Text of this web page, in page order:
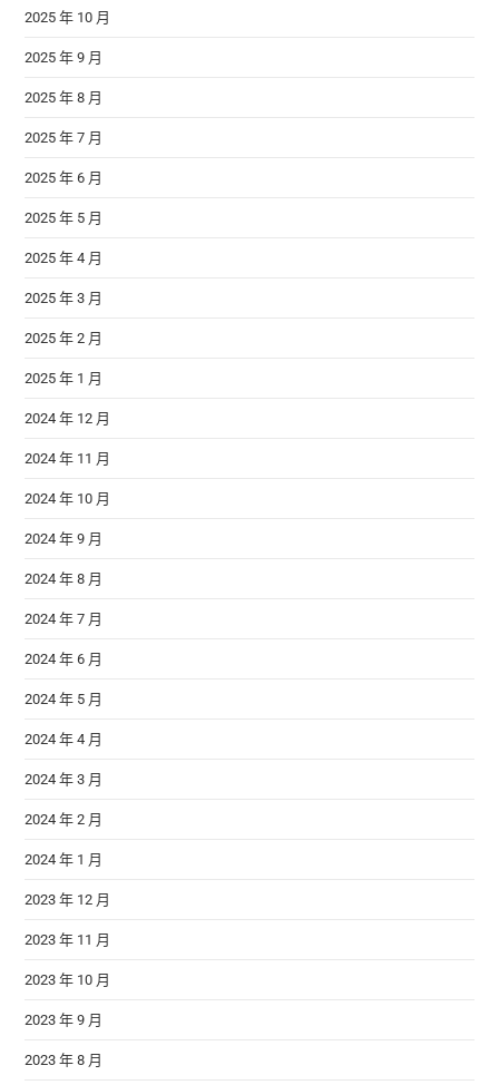
2025 年 10 月
2025 年 9 月
2025 年 8 月
2025 年 7 月
2025 年 6 月
2025 年 5 月
2025 年 4 月
2025 年 3 月
2025 年 2 月
2025 年 1 月
2024 年 12 月
2024 年 11 月
2024 年 10 月
2024 年 9 月
2024 年 8 月
2024 年 7 月
2024 年 6 月
2024 年 5 月
2024 年 4 月
2024 年 3 月
2024 年 2 月
2024 年 1 月
2023 年 12 月
2023 年 11 月
2023 年 10 月
2023 年 9 月
2023 年 8 月